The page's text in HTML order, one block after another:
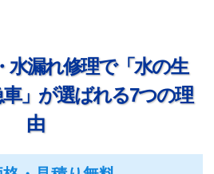
水漏れ修理で「水の生
」 が選ばれる7つの理
由